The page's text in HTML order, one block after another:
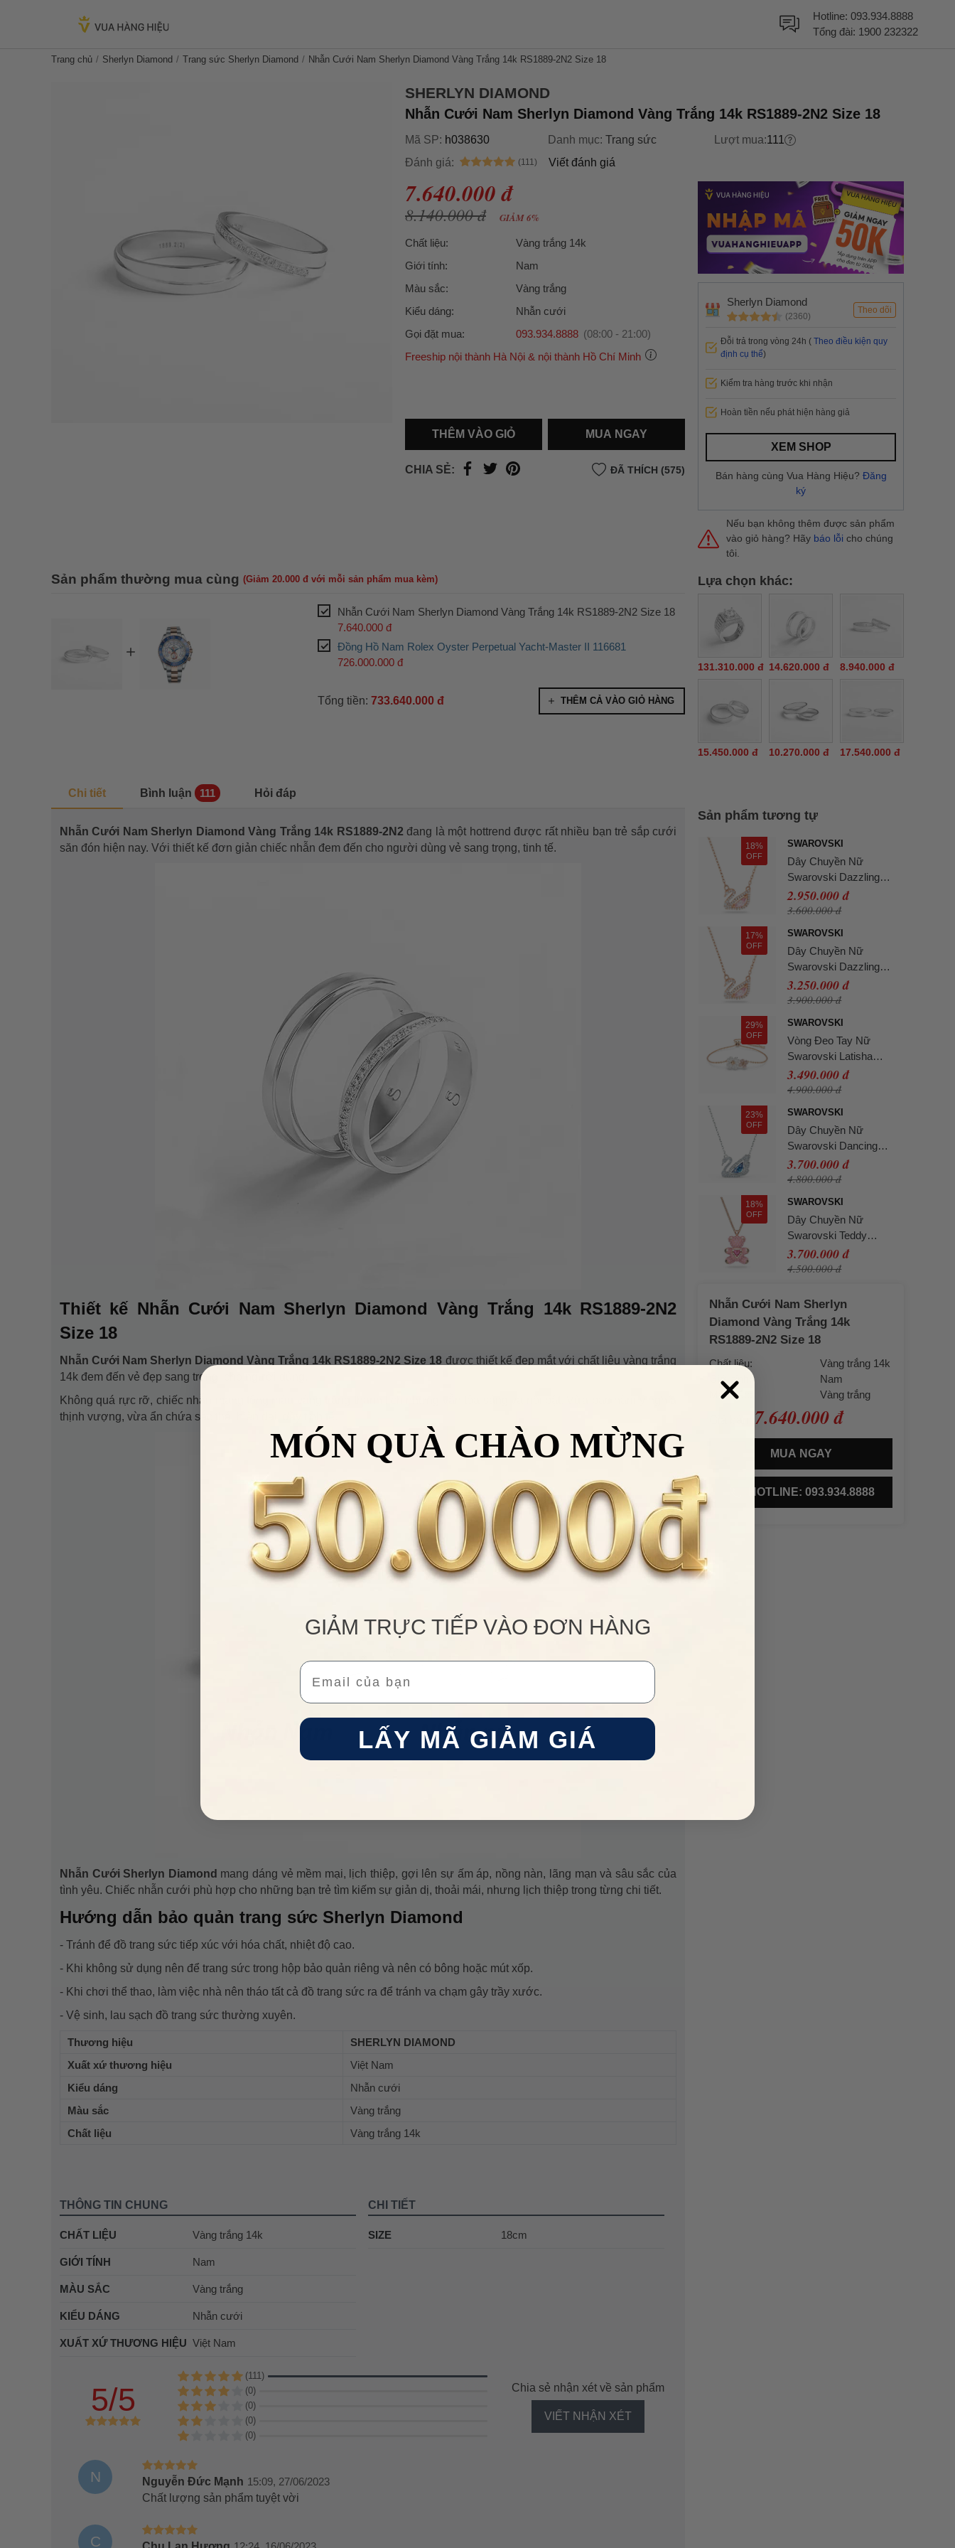
Hotline: 093.934.8888
Tổng đài: 1900 232322
Trang chủ Sherlyn Diamond Trang sức Sherlyn Diamond Nhẫn Cưới Nam Sherlyn Diamond Vàng Trắng 14k RS1889-2N2 Size 18
SHERLYN DIAMOND
Nhẫn Cưới Nam Sherlyn Diamond Vàng Trắng 14k RS1889-2N2 Size 18
Mã SP: h038630 Danh mục: Trang sức Lượt mua:111
Đánh giá:
Viết đánh giá
7.640.000 đ
8.140.000 đ GIẢM 6%
Chất liệu:
Vàng trắng 14k
Giới tính:
Nam
Màu sắc:
Vàng trắng
Kiểu dáng:
Nhẫn cưới
Gọi đặt mua:
093.934.8888 (08:00 - 21:00)
Freeship nội thành Hà Nội & nội thành Hồ Chí Minh
Hồ Chí Minh).
thành
Hồ Chí Minh, khách hàng muốn giao nhanh
trong ngày hoặc Đơn hàng giao hỏa tốc theo yêu cầu
THÊM VÀO GIỎ MUA NGAY
CHIA SẺ: ĐÃ THÍCH (575)
Sản phẩm thường mua cùng (Giảm 20.000 đ với mỗi sản phẩm mua kèm)
Nhẫn Cưới Nam Sherlyn Diamond Vàng Trắng 14k RS1889-2N2 Size 18
7.640.000 đ
Đồng Hồ Nam Rolex Oyster Perpetual Yacht-Master II 116681
726.000.000 đ
Tổng tiền: 733.640.000 đ THÊM CẢ VÀO GIỎ HÀNG
Lựa chọn khác:
131.310.000 đ 14.620.000 đ 8.940.000 đ
15.450.000 đ 10.270.000 đ 17.540.000 đ
Chi tiết Bình luận 111 Hỏi đáp
Nhẫn Cưới Nam Sherlyn Diamond Vàng Trắng 14k RS1889-2N2 đang là một hottrend được rất nhiều bạn trẻ sắp cưới
săn đón hiện nay. Với thiết kế đơn giản chiếc nhẫn đem đến cho người dùng vẻ sang trọng, tinh tế.
Thiết kế Nhẫn Cưới Nam Sherlyn Diamond Vàng Trắng 14k RS1889-2N2
Size 18
Nhẫn Cưới Nam Sherlyn Diamond Vàng Trắng 14k RS1889-2N2 Size 18 được thiết kế đẹp mắt với chất liệu vàng trắng
14k đem đến vẻ đẹp sang trọng cho người dùng.
Không quá rực rỡ, chiếc nhẫn mang tông màu vàng trắng thanh lịch nhưng vẫn tỏa sáng và nổi bật. Vừa bao hàm ý nghĩa
thịnh vượng, vừa ẩn chứa sắc thái hiện đại, đầy tinh tế.
Nhẫn Cưới Sherlyn Diamond mang dáng vẻ mềm mại, lịch thiệp, gợi lên sự ấm áp, nồng nàn, lãng mạn và sâu sắc của
tình yêu. Chiếc nhẫn cưới phù hợp cho những bạn trẻ tìm kiếm sự giản dị, thoải mái, nhưng lịch thiệp trong từng chi tiết.
Hướng dẫn bảo quản trang sức Sherlyn Diamond
- Tránh để đồ trang sức tiếp xúc với hóa chất, nhiệt độ cao.
- Khi không sử dụng nên để trang sức trong hộp bảo quản riêng và nên có bông hoặc mút xốp.
- Khi chơi thể thao, làm việc nhà nên tháo tất cả đồ trang sức ra để tránh va chạm gây trầy xước.
- Vệ sinh, lau sạch đồ trang sức thường xuyên.
Thương hiệu
SHERLYN DIAMOND
Xuất xứ thương hiệu
Việt Nam
Kiểu dáng
Nhẫn cưới
Màu sắc
Vàng trắng
Chất liệu
Vàng trắng 14k
THÔNG TIN CHUNG
CHẤT LIỆU Vàng trắng 14k
GIỚI TÍNH Nam
MÀU SẮC Vàng trắng
KIỂU DÁNG Nhẫn cưới
XUẤT XỨ THƯƠNG HIỆU Việt Nam
CHI TIẾT
SIZE 18cm
5/5
(111)
(0)
(0)
(0)
(0)
Chia sẻ nhận xét về sản phẩm
VIẾT NHẬN XÉT
N Nguyễn Đức Mạnh 15:09, 27/06/2023
Chất lượng sản phẩm tuyệt vời
C
Sản phẩm tương tự
18%
OFF
SWAROVSKI
Dây Chuyền Nữ
Swarovski Dazzling
Swan Necklace Multi-
Colored Rose-Gold Tone
Vàng Hồng
2.950.000 đ
3.600.000 đ
17%
OFF
SWAROVSKI
Dây Chuyền Nữ
Swarovski Dazzling
Swan Necklace Multi-
Colored Rose-Gold Tone
Vàng Hồng
3.250.000 đ
3.900.000 đ
29%
OFF
SWAROVSKI
Vòng Đeo Tay Nữ
Swarovski Latisha
Bracelet Flower,
Multicolored, Rose Gold-
Màu Vàng Hồng
3.490.000 đ
4.900.000 đ
23%
OFF
SWAROVSKI
Dây Chuyền Nữ
Swarovski Dancing
Swan Necklace, Blue,
Rhodium Plated
3.700.000 đ
4.800.000 đ
18%
OFF
SWAROVSKI
Dây Chuyền Nữ
Swarovski Teddy
Pendant Bear 5642976
Màu Vàng Hồng
3.700.000 đ
4.500.000 đ
Nhẫn Cưới Nam Sherlyn
Diamond Vàng Trắng 14k
RS1889-2N2 Size 18
Chất liệu:
Vàng trắng 14k
Giới tính:
Nam
Màu sắc:
Vàng trắng
7.640.000 đ
MUA NGAY
HOTLINE: 093.934.8888
Sherlyn Diamond
(2360)
Theo dõi
Đỗi trả trong vòng 24h ( Theo điều kiện quy
định cụ thể)
Kiểm tra hàng trước khi nhận
Hoàn tiền nếu phát hiện hàng giả
XEM SHOP
Bán hàng cùng Vua Hàng Hiệu? Đăng
ký
Nếu bạn không thêm được sản phẩm
vào giỏ hàng? Hãy báo lỗi cho chúng
tôi.
MÓN QUÀ CHÀO MỪNG
GIẢM TRỰC TIẾP VÀO ĐƠN HÀNG
Email
LẤY MÃ GIẢM GIÁ